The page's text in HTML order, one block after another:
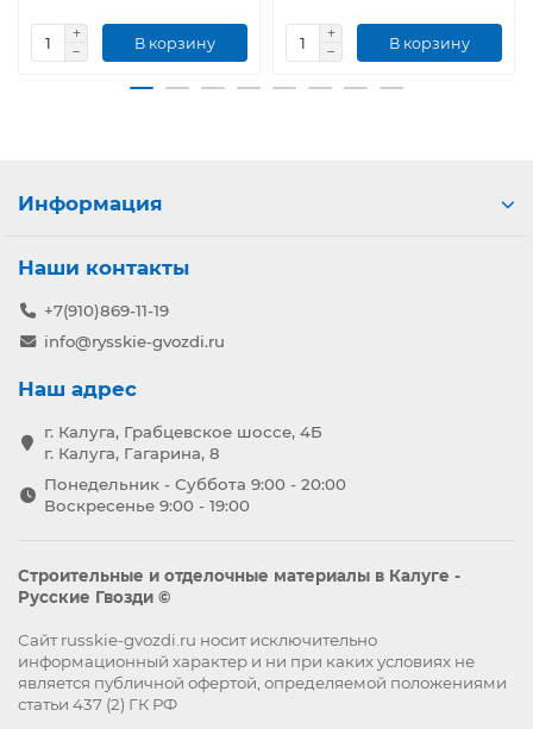
В корзину В корзину
Информация
Наши контакты
+7(910)869-11-19
info@rysskie-gvozdi.ru
Наш адрес
г. Калуга, Грабцевское шоссе, 4Б
г. Калуга, Гагарина, 8
Понедельник - Суббота 9:00 - 20:00
Воскресенье 9:00 - 19:00
Строительные и отделочные материалы в Калуге -
Русские Гвозди ©
Сайт russkie-gvozdi.ru носит исключительно
информационный характер и ни при каких условиях не
является публичной офертой, определяемой положениями
статьи 437 (2) ГК РФ